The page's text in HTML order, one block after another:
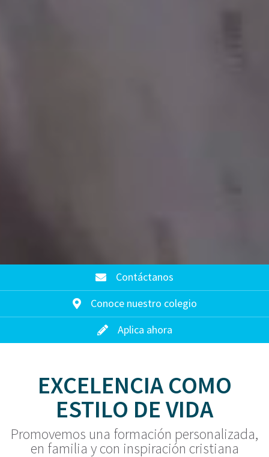
Contáctanos
Conoce nuestro colegio
Aplica ahora
EXCELENCIA COMO
ESTILO DE VIDA
Promovemos una formación personalizada,
en familia y con inspiración cristiana